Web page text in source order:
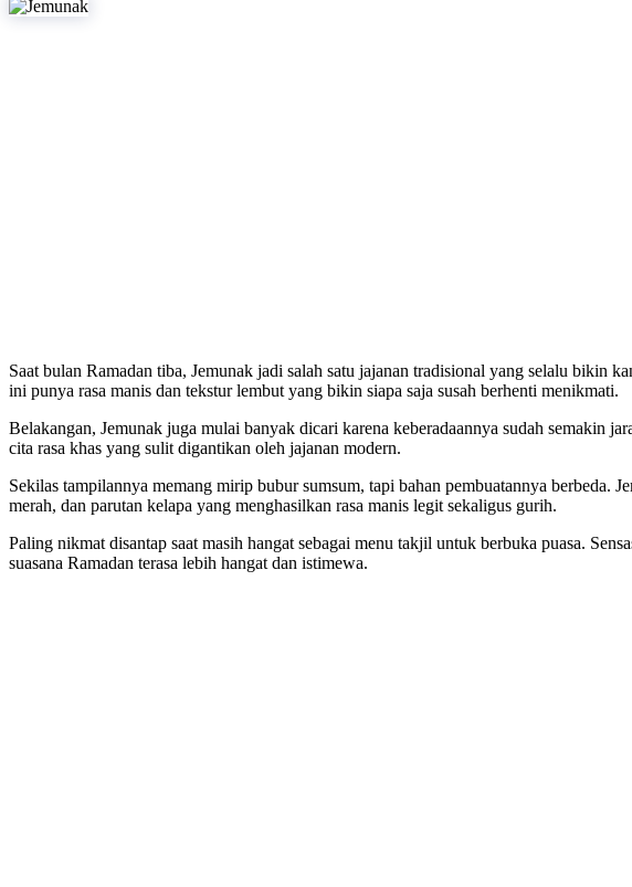
Saat bulan Ramadan tiba, Jemunak jadi salah satu jajanan tradisional yang selalu bikin
ini punya rasa manis dan tekstur lembut yang bikin siapa saja susah berhenti menikmati.
Belakangan, Jemunak juga mulai banyak dicari karena keberadaannya sudah semakin
cita rasa khas yang sulit digantikan oleh jajanan modern.
Sekilas tampilannya memang mirip bubur sumsum, tapi bahan pembuatannya berbeda.
merah, dan parutan kelapa yang menghasilkan rasa manis legit sekaligus gurih.
Paling nikmat disantap saat masih hangat sebagai menu takjil untuk berbuka puasa.
suasana Ramadan terasa lebih hangat dan istimewa.